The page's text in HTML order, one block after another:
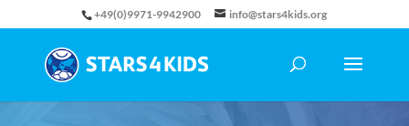
+49(0)9971-9942900 info@stars4kids.org